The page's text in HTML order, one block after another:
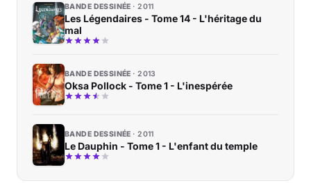
BANDE DESSINÉE 2011
Les Légendaires - Tome 14 - L'héritage du
mal
BANDE DESSINÉE 2013
Oksa Pollock - Tome 1 - L'inespérée
BANDE DESSINÉE 2011
Le Dauphin - Tome 1 - L'enfant du temple